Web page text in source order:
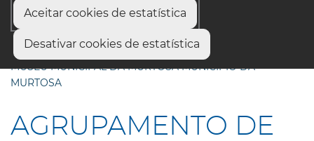
Aceitar cookies de estatística
Desativar cookies de estatística
Início
AGRUPAMENTO DE ESCOLAS DA MURTOSA COMUR -
MUSEU MUNICIPAL DA MURTOSA MUNICÍPIO DA
MURTOSA
AGRUPAMENTO DE